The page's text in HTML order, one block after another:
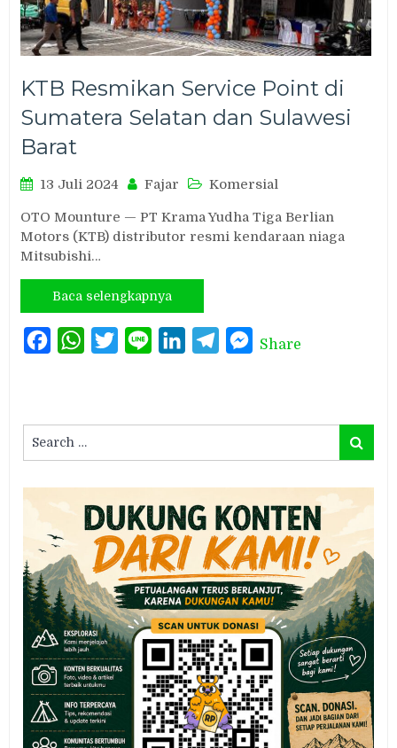
KTB Resmikan Service Point di
Sumatera Selatan dan Sulawesi
Barat
13 Juli 2024 Fajar Komersial
OTO Mounture — PT Krama Yudha Tiga Berlian
Motors (KTB) distributor resmi kendaraan niaga
Mitsubishi…
Baca selengkapnya
FacebookWhatsAppTwitterLine LinkedInTelegramMessenger
Share
for:
Search